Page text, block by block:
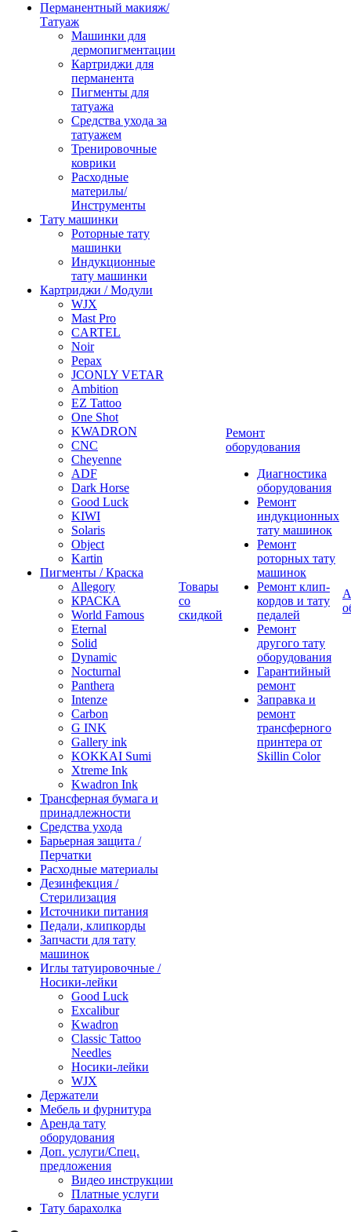
Перманентный макияж/
Татуаж
Машинки для
дермопигментации
Картриджи для
перманента
Пигменты для
татуажа
Средства ухода за
татуажем
Тренировочные
коврики
Расходные
материлы/
Инструменты
Тату машинки
Роторные тату
машинки
Индукционные
тату машинки
Картриджи / Модули
WJX
Mast Pro
CARTEL
Noir
Pepax
JCONLY VETAR
Ambition
EZ Tattoo
One Shot
KWADRON
CNC
Cheyenne
ADF
Dark Horse
Good Luck
KIWI
Solaris
Object
Kartin
Пигменты / Краска
Allegory
КРАСКА
World Famous
Eternal
Solid
Dynamic
Nocturnal
Panthera
Intenze
Carbon
G INK
Gallery ink
KOKKAI Sumi
Xtreme Ink
Kwadron Ink
Трансферная бумага и
принадлежности
Средства ухода
Барьерная защита /
Перчатки
Расходные материалы
Дезинфекция /
Стерилизация
Источники питания
Педали, клипкорды
Запчасти для тату
машинок
Иглы татуировочные /
Носики-лейки
Good Luck
Excalibur
Kwadron
Classic Tattoo
Needles
Носики-лейки
WJX
Держатели
Мебель и фурнитура
Аренда тату
оборудования
Доп. услуги/Спец.
предложения
Видео инструкции
Платные услуги
Тату барахолка
Товары
со
скидкой
Ремонт
оборудования
Диагностика
оборудования
Ремонт
индукционных
тату машинок
Ремонт
роторных тату
машинок
Ремонт клип-
кордов и тату
педалей
Ремонт
другого тату
оборудования
Гарантийный
ремонт
Заправка и
ремонт
трансферного
принтера от
Skillin Color